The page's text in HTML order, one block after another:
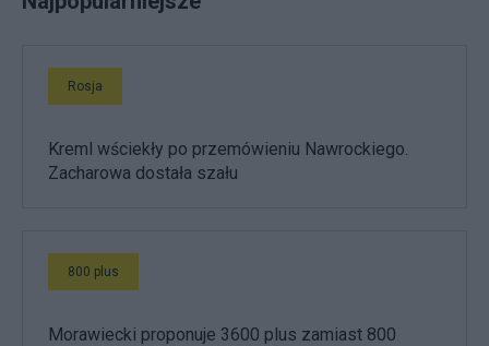
Rosja
Kreml wściekły po przemówieniu Nawrockiego.
Zacharowa dostała szału
800 plus
Morawiecki proponuje 3600 plus zamiast 800